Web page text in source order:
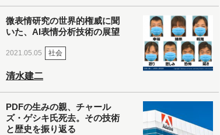
微表情研究の世界的権威に聞
いた、AI表情分析技術の展望
2021.05.05 社会
清水建二
PDFの生みの親、チャール
ズ・ゲシキ氏死去。その技術
と歴史を振り返る